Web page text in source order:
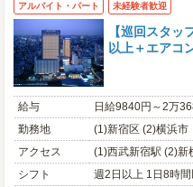
アルバイト・パート 未経験者歓迎
【巡回スタ
以上＋エアコ
給与
日給9840円～2万
勤務地
(1)新宿区 (2)横浜市
アクセス
(1)西武新宿駅 (2)新
シフト
週2日以上 1日8時